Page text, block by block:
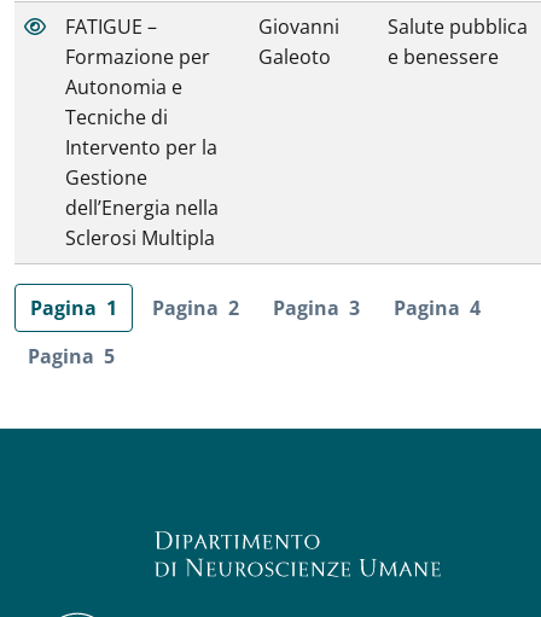
FATIGUE –
Formazione per
Autonomia e
Tecniche di
Intervento per la
Gestione
dell’Energia nella
Sclerosi Multipla
Giovanni
Galeoto
Salute pubblica
e benessere
Pagina 1 Pagina 2 Pagina 3 Pagina 4
Pagina 5